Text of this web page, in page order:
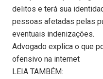
delitos e terá sua
pessoas afetadas pelas
eventuais indenizações.
Advogado explica o que
ofensivo na internet
LEIA TAMBÉM: